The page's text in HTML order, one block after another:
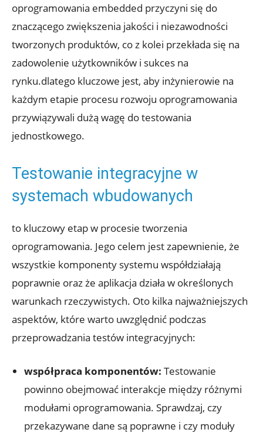
oprogramowania embedded przyczyni się do
znaczącego zwiększenia jakości i niezawodności
tworzonych produktów, co z kolei przekłada się na
zadowolenie użytkowników i sukces na
rynku.dlatego kluczowe jest, aby inżynierowie na
każdym etapie procesu rozwoju oprogramowania
przywiązywali dużą wagę do testowania
jednostkowego.
Testowanie integracyjne w
systemach wbudowanych
to kluczowy etap w procesie tworzenia
oprogramowania. Jego celem jest zapewnienie, że
wszystkie komponenty systemu współdziałają
poprawnie oraz że aplikacja działa w określonych
warunkach rzeczywistych. Oto kilka najważniejszych
aspektów, które warto uwzględnić podczas
przeprowadzania testów integracyjnych:
współpraca komponentów: Testowanie
powinno obejmować interakcje między różnymi
modułami oprogramowania. Sprawdzaj, czy
przekazywane dane są poprawne i czy moduły